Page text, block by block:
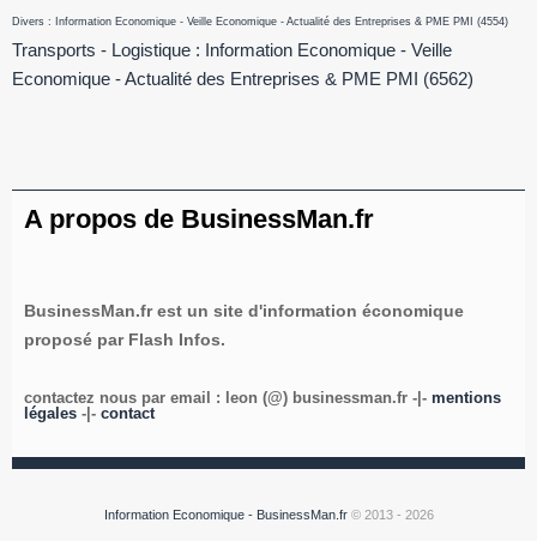
Divers : Information Economique - Veille Economique - Actualité des Entreprises & PME PMI (4554)
Transports - Logistique : Information Economique - Veille
Economique - Actualité des Entreprises & PME PMI
(6562)
A propos de BusinessMan.fr
BusinessMan.fr est un site d'information économique
proposé par Flash Infos.
contactez nous par email : leon (@) businessman.fr -|- mentions
légales -|- contact
Information Economique - BusinessMan.fr© 2013 - 2026